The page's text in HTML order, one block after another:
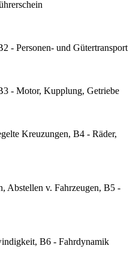
- Personen- und Gütertransport
- Motor, Kupplung, Getriebe
Kreuzungen, B4 - Räder,
Abstellen v. Fahrzeugen, B5 -
B6 - Fahrdynamik